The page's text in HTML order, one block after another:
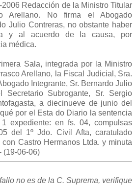
Redacción de la Ministro Titular
Arellano. No firma el Abogado
Julio Contreras, no obstante haber
y al acuerdo de la causa, por
médica.
Sala, integrada por la Ministro
Arellano, la Fiscal Judicial, Sra.
Integrante, Sr. Bernardo Julio
Secretario Subrogante, Sr. Sergio
a diecinueve de junio del
por el Esta do Diario la sentencia
expediente: en fs. 04, compulsas
del 1º Jdo. Civil Afta, caratulado
Castro Hermanos Ltda. y minuta
(19-06-06)
no es de la C. Suprema, verifique